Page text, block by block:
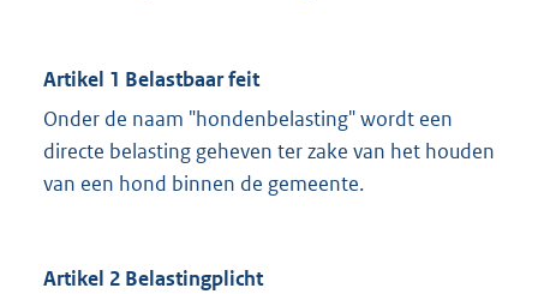
Artikel 1 Belastbaar feit
Onder de naam "hondenbelasting" wordt een
directe belasting geheven ter zake van het houden
van een hond binnen de gemeente.
Artikel 2 Belastingplicht